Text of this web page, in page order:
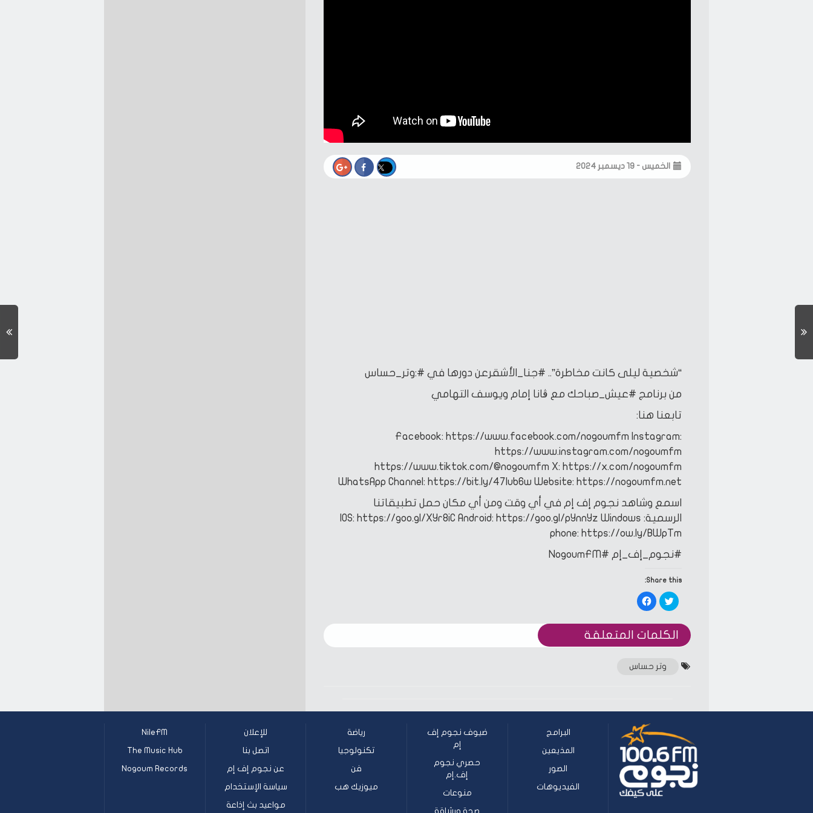
الخميس - ١٩ ديسمبر ٢٠٢٤
“شخصية ليلى كانت مخاطرة”.. #جنا_الأشقرعن دورها في #:وتر_حساس
من برنامج #عيش_صباحك مع ڤانا إمام ويوسف التهامي
تابعنا هنا:
Facebook: https://www.facebook.com/nogoumfm Instagram:
https://www.instagram.com/nogoumfm
https://www.tiktok.com/@nogoumfm X: https://x.com/nogoumfm
WhatsApp Channel: https://bit.ly/47Iub6w Website: https://nogoumfm.net
اسمع وشاهد نجوم إف إم في أي وقت ومن أي مكان حمل تطبيقاتنا
الرسمية:
Android: https://goo.gl/pYnnYz Windows
phone: https://ow.ly/BWpTm
#نجوم_إف_إم #NogoumFM
Share this:
Click
to
share
Twitter
(Opens
new
Click
to
Facebook
(Opens
new
الكلمات المتعلقة‎
وتر حساس
البرامج
المذيعين
الصور
الفيديوهات
ضيوف نجوم إف
إم
حصري نجوم
إف.إم
منوعات
صحة ورشاقة
رياضة
تكنولوجيا
فن
ميوزيك هب
للإعلان
اتصل بنا
عن نجوم إف إم
سياسة الإستخدام
مواعيد بث إذاعة
NileFM
The Music Hub
Nogoum Records